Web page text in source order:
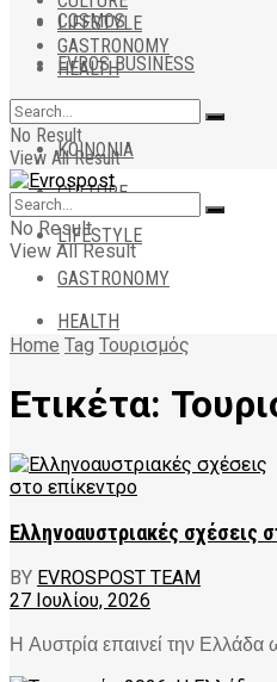
COSMOS
EVROS BUSINESS
ΑΠΟΨΕΙΣ
ΚΟΙΝΩΝΙΑ
CULTURE
LIFESTYLE
GASTRONOMY
HEALTH
LIFESTYLE
GASTRONOMY
HEALTH
No Result
View All Result
No Result
View All Result
Home Tag Τουρισμός
Ετικέτα:
Ελληνοαυστριακές σχέσεις
BY EVROSPOST TEAM
27 Ιουλίου, 2026
Η Αυστρία επαινεί την Ελλάδα